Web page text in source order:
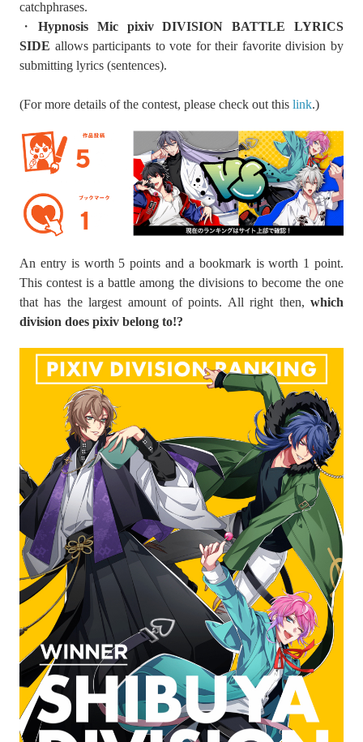
catchphrases.
・ Hypnosis Micpixiv DIVISION BATTLE LYRICS
SIDE allows participants to vote for their favorite division by
submitting lyrics (sentences).
(For more details of the contest, please check out this link.)
An entry is worth 5 points and a bookmark is worth 1 point.
This contest is a battle among the divisions to become the one
that has the largest amount of points. All right then, which
division does pixiv belong to!?